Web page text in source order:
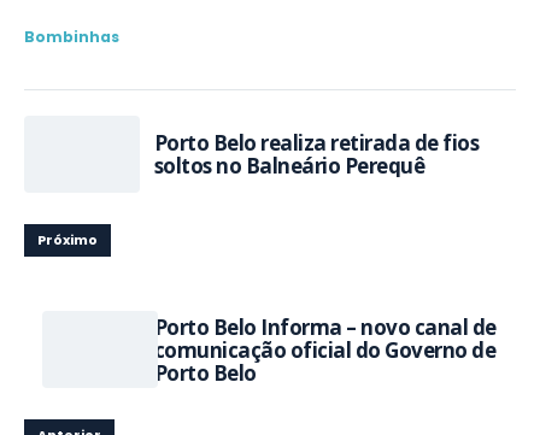
Bombinhas
Porto Belo realiza retirada de fios
soltos no Balneário Perequê
Próximo
Porto Belo Informa – novo canal de
comunicação oficial do Governo de
Porto Belo